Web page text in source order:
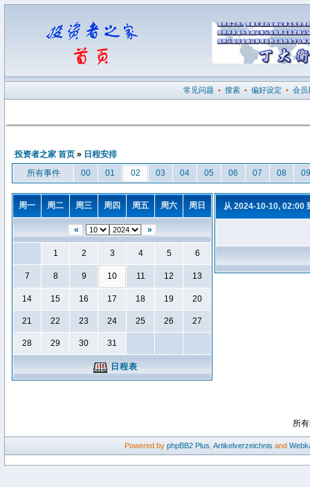
常见问题 • 搜索 • 偏好设定 • 会员
投资者之家 首页 » 日程安排
所有事件
00 01 02 03 04 05 06 07 08 09
周一 周二 周三 周四 周五 周六 周日
« »
1 2 3 4 5 6
7 8 9 10 11 12 13
14 15 16 17 18 19 20
21 22 23 24 25 26 27
28 29 30 31
日程表
从 2024-10-10, 02:00
所
Powered by phpBB2 Plus Artikelverzeichnis and